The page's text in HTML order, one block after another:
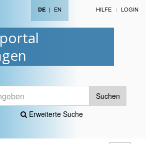
DE | EN HILFE LOGIN
Suchen
Erweiterte Suche